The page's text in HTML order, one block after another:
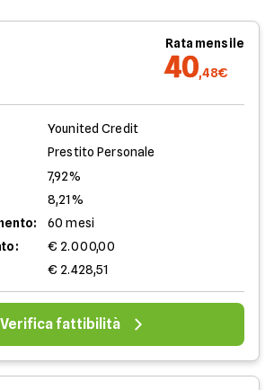
Rata mensile
40,48€
Younited Credit
Prestito Personale
7,92%
8,21%
60 mesi
€ 2.000,00
€ 2.428,51
Verifica fattibilità